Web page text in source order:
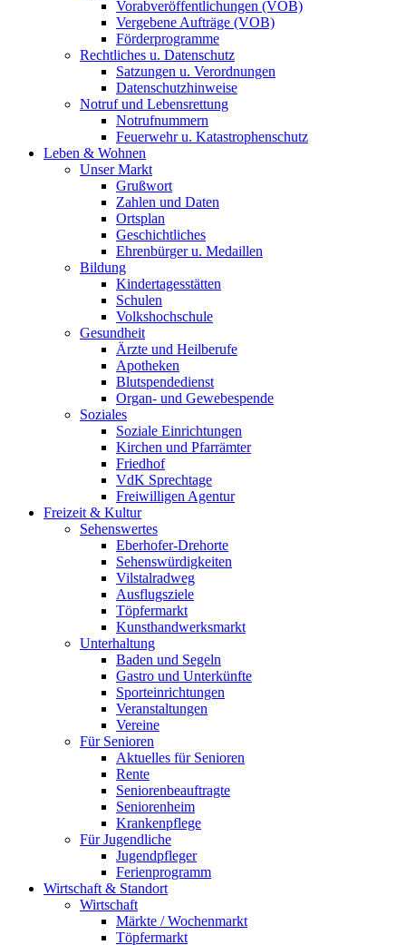
Vorabveröffentlichungen (VOB)
Vergebene Aufträge (VOB)
Förderprogramme
Rechtliches u. Datenschutz
Satzungen u. Verordnungen
Datenschutzhinweise
Notruf und Lebensrettung
Notrufnummern
Feuerwehr u. Katastrophenschutz
Leben & Wohnen
Unser Markt
Grußwort
Zahlen und Daten
Ortsplan
Geschichtliches
Ehrenbürger u. Medaillen
Bildung
Kindertagesstätten
Schulen
Volkshochschule
Gesundheit
Ärzte und Heilberufe
Apotheken
Blutspendedienst
Organ- und Gewebespende
Soziales
Soziale Einrichtungen
Kirchen und Pfarrämter
Friedhof
VdK Sprechtage
Freiwilligen Agentur
Freizeit & Kultur
Sehenswertes
Eberhofer-Drehorte
Sehenswürdigkeiten
Vilstalradweg
Ausflugsziele
Töpfermarkt
Kunsthandwerksmarkt
Unterhaltung
Baden und Segeln
Gastro und Unterkünfte
Sporteinrichtungen
Veranstaltungen
Vereine
Für Senioren
Aktuelles für Senioren
Rente
Seniorenbeauftragte
Seniorenheim
Krankenpflege
Für Jugendliche
Jugendpfleger
Ferienprogramm
Wirtschaft & Standort
Wirtschaft
Märkte / Wochenmarkt
Töpfermarkt